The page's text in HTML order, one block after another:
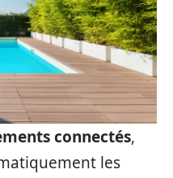
connectés,
les